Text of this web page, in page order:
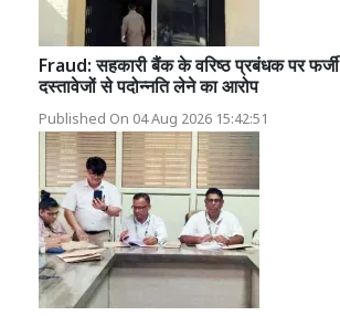
Fraud: सहकारी बैंक के वरिष्ठ प्रबंधक पर फर्जी
दस्तावेजों से पदोन्नति लेने का आरोप
Published On 04 Aug 2026 15:42:51